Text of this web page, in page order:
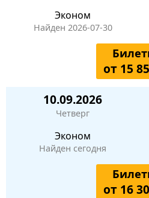
Эконом
Найден 2026-07-30
от 15
10.09.2026
Четверг
Эконом
Найден сегодня
от 16